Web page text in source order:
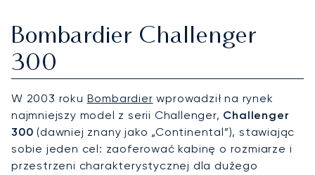
Bombardier Challenger
300
W 2003 roku Bombardier wprowadził na rynek
najmniejszy model z serii Challenger, Challenger
300 (dawniej znany jako „Continental”), stawiając
sobie jeden cel: zaoferować kabinę o rozmiarze i
przestrzeni charakterystycznej dla dużego